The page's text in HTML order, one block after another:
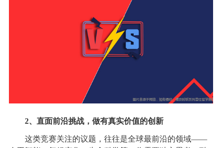
2、直面前沿挑战，做有真实价值的创新
这类竞赛关注的议题，往往是全球最前沿的领域——